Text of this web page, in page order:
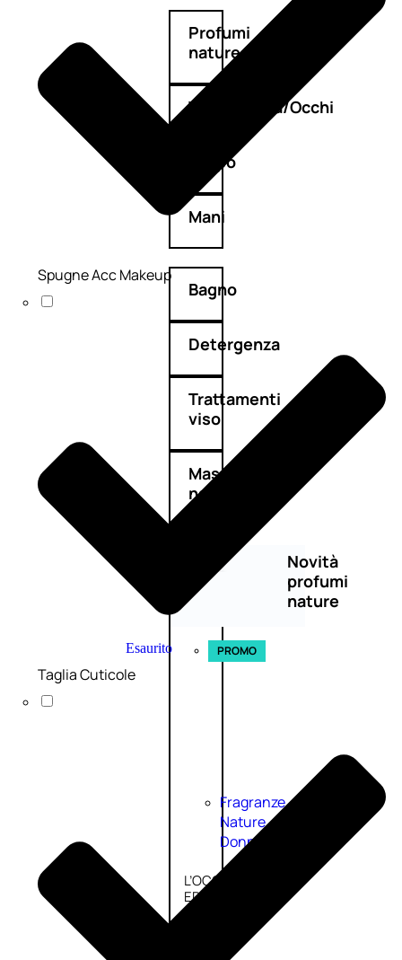
Profumi
nature
Viso/Labbra/Occhi
Corpo
Mani
Bagno
Detergenza
Trattamenti
viso
Maschere
nature
Novità
profumi
nature
Esaurito PROMO
Fragranze
Nature
Donna
L’OCCITANE
EDT
FIORI
Spugne Acc Makeup
Taglia Cuticole